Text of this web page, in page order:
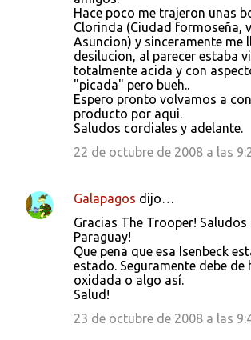
Hace poco me trajeron unas
Clorinda (Ciudad formoseña,
Asuncion) y sinceramente me
desilucion, al parecer estaba
totalmente acida y con
"picada" pero bueh..
Espero pronto volvamos a
producto por aqui.
Saludos cordiales y adelante.
22 de octubre de 2008 a las
Galapagos dijo…
Gracias The Trooper! Saludos
Paraguay!
Que pena que esa Isenbeck
estado. Seguramente debe de
oxidada o algo así.
Salud!
23 de octubre de 2008 a las